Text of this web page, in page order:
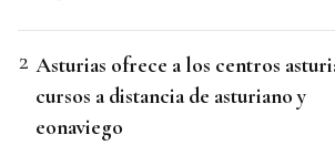
Asturias ofrece a los centros
cursos a distancia de asturiano y
eonaviego